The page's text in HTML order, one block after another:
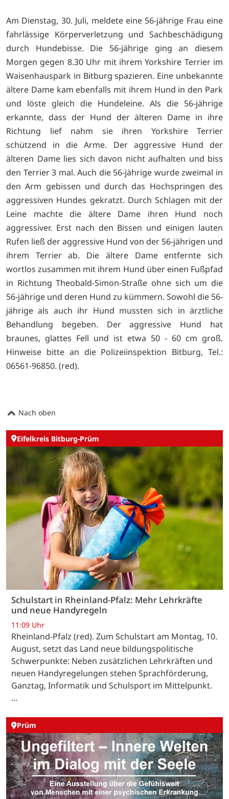
Am Dienstag, 30. Juli, meldete eine 56-jährige Frau eine
fahrlässige Körperverletzung und Sachbeschädigung
durch Hundebisse. Die 56-jährige ging an diesem
Morgen gegen 8.30 Uhr mit ihrem Yorkshire Terrier im
Waisenhauspark in Bitburg spazieren. Eine unbekannte
ältere Dame kam ebenfalls mit ihrem Hund in den Park
und löste gleich die Hundeleine. Als die 56-jährige
erkannte, dass der Hund der älteren Dame in ihre
Richtung lief nahm sie ihren Yorkshire Terrier
schützend in die Arme. Der aggressive Hund der
älteren Dame lies sich davon nicht aufhalten und biss
den Terrier 3 mal. Auch die 56-jährige wurde zweimal in
den Arm gebissen und durch das Hochspringen des
aggressiven Hundes gekratzt. Durch Schlagen mit der
Leine machte die ältere Dame ihren Hund noch
aggressiver. Erst nach den Bissen und einigen lauten
Rufen ließ der aggressive Hund von der 56-jährigen und
ihrem Terrier ab. Die ältere Dame entfernte sich
wortlos zusammen mit ihrem Hund über einen Fußpfad
in Richtung Theobald-Simon-Straße ohne sich um die
56-jährige und deren Hund zu kümmern. Sowohl die 56-
jährige als auch ihr Hund mussten sich in ärztliche
Behandlung begeben. Der aggressive Hund hat
braunes, glattes Fell und ist etwa 50 - 60 cm groß.
Hinweise bitte an die Polizeiinspektion Bitburg, Tel.:
06561-96850. (red).
Nach oben
Eifelkreis Bitburg-Prüm
Schulstart in Rheinland-Pfalz: Mehr Lehrkräfte
und neue Handyregeln
11:09 Uhr
Rheinland-Pfalz (red). Zum Schulstart am Montag, 10.
August, setzt das Land neue bildungspolitische
Schwerpunkte: Neben zusätzlichen Lehrkräften und
neuen Handyregelungen stehen Sprachförderung,
Ganztag, Informatik und Schulsport im Mittelpunkt.
…
Prüm